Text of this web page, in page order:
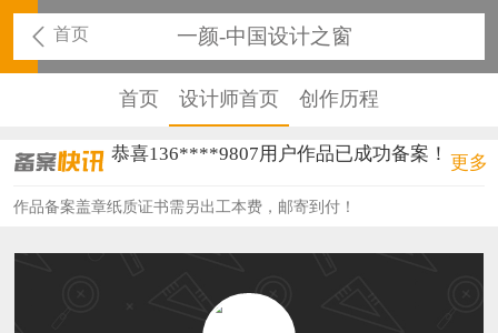
首页 一颜-中国设计之窗
首页 设计师首页 创作历程
恭喜136****9807用户作品已成功备案！
恭喜159****4201用户作品已成功备案！
更多
作品备案盖章纸质证书需另出工本费，邮寄到付！